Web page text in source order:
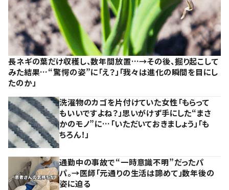
長ネギの葉だけ収穫し、数年間放置…→その後、掘り起こして
みた結果…“驚愕の姿”に「え？」「我々は進化の瞬間を目にし
たのか」
洗濯物のカゴを片付けていた女性「もらって
もいいですよね？」思いがけず手にした“まさ
かのモノ”に…「いただいておきましょう」「も
ちろん！」
通勤中の事故で“一時意識不明”だったパ
パ。→医師「元通りの生活は諦めて」数年後の
姿に迫る